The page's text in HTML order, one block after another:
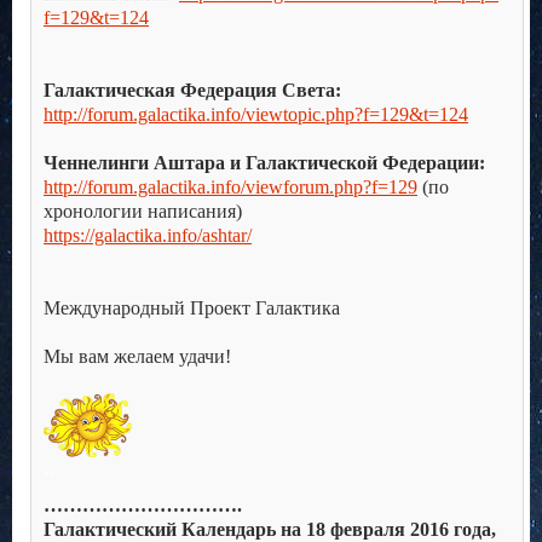
f=129&t=124
Галактическая Федерация Света:
http://forum.galactika.info/viewtopic.php?f=129&t=124
Ченнелинги Аштара и Галактической Федерации:
http://forum.galactika.info/viewforum.php?f=129 (по
хронологии написания)
https://galactika.info/ashtar/
Международный Проект Галактика
Мы вам желаем удачи!
………………………….
Галактический Календарь на 18 февраля 2016 года,